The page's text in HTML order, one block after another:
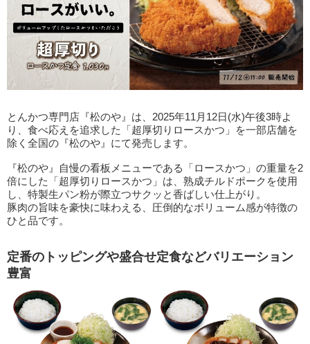
とんかつ専門店『松のや』は、2025年11月12日(水)午後3時よ
り、食べ応えを追求した「超厚切りロースかつ」を一部店舗を
除く全国の『松のや』にて発売します。
『松のや』自慢の看板メニューである「ロースかつ」の重量を2
倍にした「超厚切りロースかつ」は、熟成チルドポークを使用
し、特製生パン粉が際立つサクッと香ばしい仕上がり。
豚肉の旨味を豪快に味わえる、圧倒的なボリューム感が特徴の
ひと品です。
定番のトッピングや盛合せ定食などバリエーション
豊富